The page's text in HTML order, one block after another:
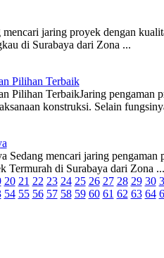
jaring proyek dengan
di Surabaya dari Zona ...
Pilihan Terbaik
Pilihan TerbaikJaring pengaman
konstruksi. Selain
Sedang mencari jaring pengaman
Termurah di Surabaya dari Zona ...
20 21 22 23 24 25 26 27 28 29 30
54 55 56 57 58 59 60 61 62 63 64